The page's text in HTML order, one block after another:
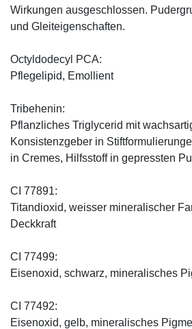
Wirkungen ausgeschlossen.
und Gleiteigenschaften.
Octyldodecyl PCA:
Pflegelipid, Emollient
Tribehenin:
Pflanzliches Triglycerid mit
Konsistenzgeber in
in Cremes, Hilfsstoff in gepressten
CI 77891:
Titandioxid, weisser mineralischer
Deckkraft
CI 77499:
Eisenoxid, schwarz, mineralisches
CI 77492:
Eisenoxid, gelb, mineralisches